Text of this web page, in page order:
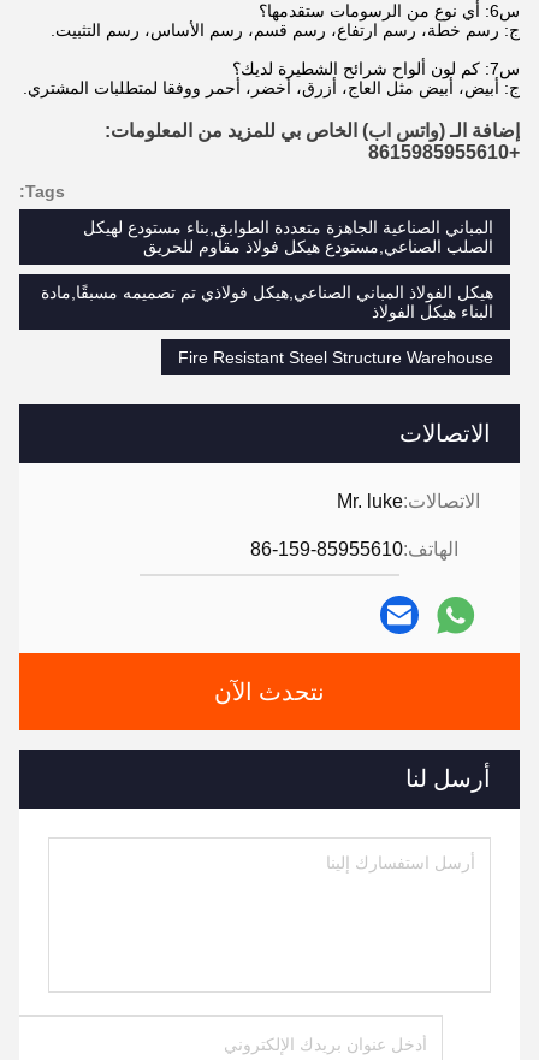
الاتصالات
الاتصالات:Mr. luke
الهاتف:86-159-85955610
نتحدث الآن
أرسل لنا
س6: أي نوع من الرسومات ستقدمها؟
ج: رسم خطة، رسم ارتفاع، رسم قسم، رسم الأساس، رسم التثبيت.
س7: كم لون ألواح شرائح الشطيرة لديك؟
ج: أبيض، أبيض مثل العاج، أزرق، أخضر، أحمر ووفقا لمتطلبات المشتري.
إضافة الـ (واتس اب) الخاص بي للمزيد من المعلومات:
+8615985955610
Tags:
المباني الصناعية الجاهزة متعددة الطوابق,بناء مستودع لهيكل
الصلب الصناعي,مستودع هيكل فولاذ مقاوم للحريق
هيكل الفولاذ المباني الصناعي,هيكل فولاذي تم تصميمه مسبقًا,مادة
البناء هيكل الفولاذ
Fire Resistant Steel Structure Warehouse